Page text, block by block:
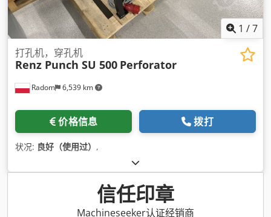
1 /7
Radom 6,539 km
打孔机，穿孔机
Renz Punch SU 500 Perforator
价格信息 拨打
状况: 良好（使用过） ,
信任印章
Machineseeker认证经销商